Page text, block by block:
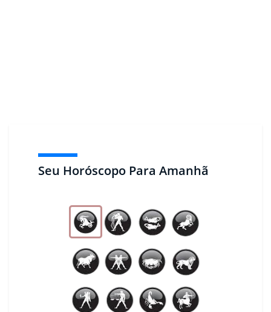
Seu Horóscopo Para Amanhã